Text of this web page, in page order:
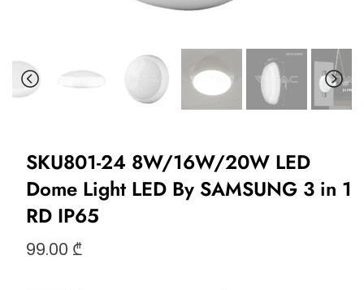
SKU801-24 8W/16W/20W LED
Dome Light LED By SAMSUNG 3 in 1
RD IP65
99.00 ₾